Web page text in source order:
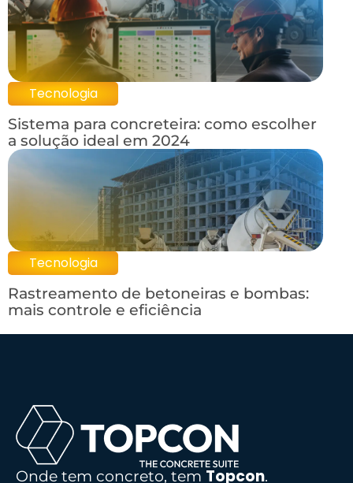
Tecnologia
Sistema para concreteira: como escolher
a solução ideal em 2024
Tecnologia
Rastreamento de betoneiras e bombas:
mais controle e eficiência
Onde tem concreto, tem Topcon.